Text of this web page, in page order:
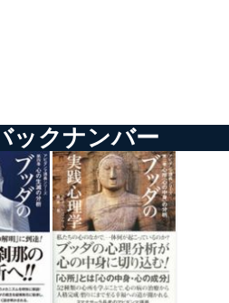
ックナンバー